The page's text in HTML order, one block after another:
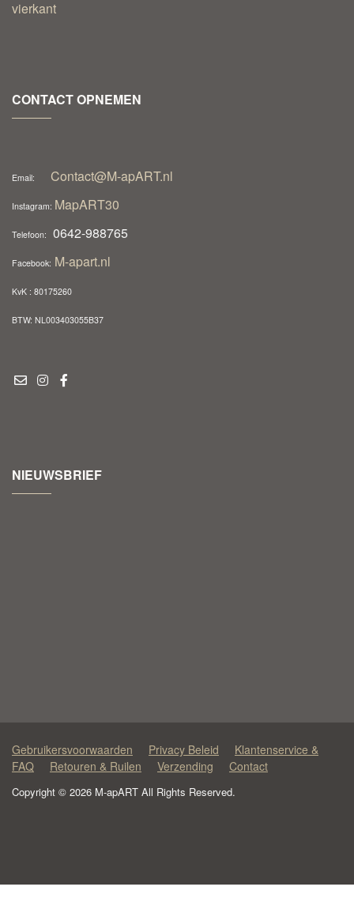
CONTACT OPNEMEN
Email: Contact@M-apART.nl
Instagram: MapART30
Telefoon: 0642-988765
Facebook: M-apart.nl
KvK : 80175260
BTW: NL003403055B37
NIEUWSBRIEF
Gebruikersvoorwaarden Privacy Beleid
Klantenservice &
FAQ
Retouren & Ruilen Verzending Contact
Copyright © 2026 M-apART All Rights Reserved.